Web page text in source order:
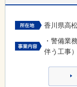
香川県高
・警備業
伴う工事